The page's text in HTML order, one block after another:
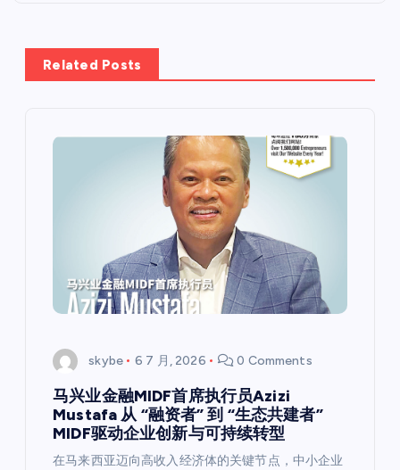
Related Posts
skybe 6 7 月, 2026 0 Comments
马兴业金融MIDF首席执行员Azizi
Mustafa 从 “融资者” 到 “生态共建者”
MIDF驱动企业创新与可持续转型
在马来西亚迈向高收入经济体的关键节点，中小企业